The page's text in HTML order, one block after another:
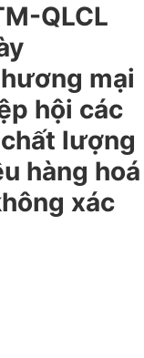
QLCL
mại
hội các
lượng
hàng hoá
xác